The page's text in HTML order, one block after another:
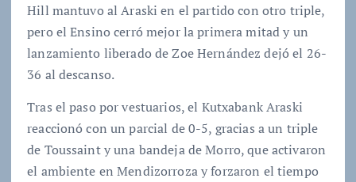
Hill mantuvo al Araski en el partido con otro triple,
pero el Ensino cerró mejor la primera mitad y un
lanzamiento liberado de Zoe Hernández dejó el 26-
36 al descanso.
Tras el paso por vestuarios, el Kutxabank Araski
reaccionó con un parcial de 0-5, gracias a un triple
de Toussaint y una bandeja de Morro, que activaron
el ambiente en Mendizorroza y forzaron el tiempo